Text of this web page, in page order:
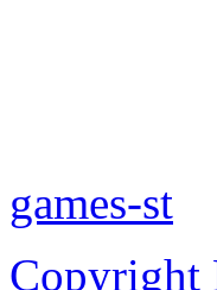
games-st
Copyright